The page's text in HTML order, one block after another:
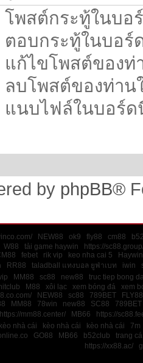
โพสต์กระทู้ในบอ
ตอบกระทู้ในบอร์
แก้ไขโพสต์ของท่
ลบโพสต์ของท่าน
แนบไฟล์ในบอร์ด
by phpBB®
NEW88 ok9 fly88 cm88
W88 tải game haywin
https://
febet rik vip keo nha cai 5
Haywin
RR88 taladball แทงบอล ยูฟ่าเบท iwin
MM88 sc88 new88
truc tiep bong
M88 xôi lạc xem bóng đá
xem
NEW88 sc88 789BET
FLY88
MM88 78win new88 SC88
789BET
https://mm88.center/ MB66
https://
kèo nhà cái kèo nhà cái kèo nhà cái
7m
GO88 MB66 b52club
trang
https://xx88.ac/